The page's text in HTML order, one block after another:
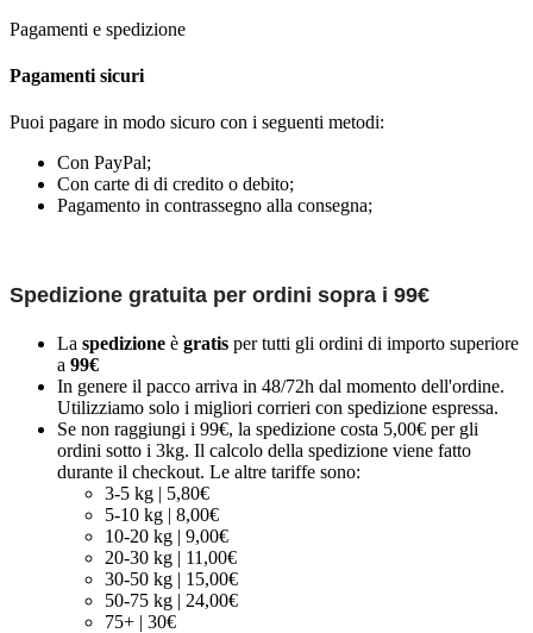
Pagamenti e spedizione
Pagamenti sicuri
Puoi pagare in modo sicuro con i seguenti metodi:
Con PayPal;
Con carte di di credito o debito;
Pagamento in contrassegno alla consegna;
Spedizione gratuita per ordini sopra i 99€
La spedizione è gratis per tutti gli ordini di importo superiore
a 99€
In genere il pacco arriva in 48/72h dal momento dell'ordine.
Utilizziamo solo i migliori corrieri con spedizione espressa.
Se non raggiungi i 99€, la spedizione costa 5,00€ per gli
ordini sotto i 3kg. Il calcolo della spedizione viene fatto
durante il checkout. Le altre tariffe sono:
3-5 kg | 5,80€
5-10 kg | 8,00€
10-20 kg | 9,00€
20-30 kg | 11,00€
30-50 kg | 15,00€
50-75 kg | 24,00€
75+ | 30€